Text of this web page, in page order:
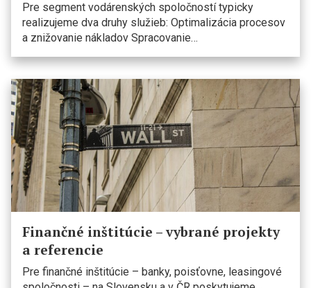
Pre segment vodárenských spoločností typicky
realizujeme dva druhy služieb: Optimalizácia procesov
a znižovanie nákladov Spracovanie…
Finančné inštitúcie – vybrané projekty
a referencie
Pre finančné inštitúcie – banky, poisťovne, leasingové